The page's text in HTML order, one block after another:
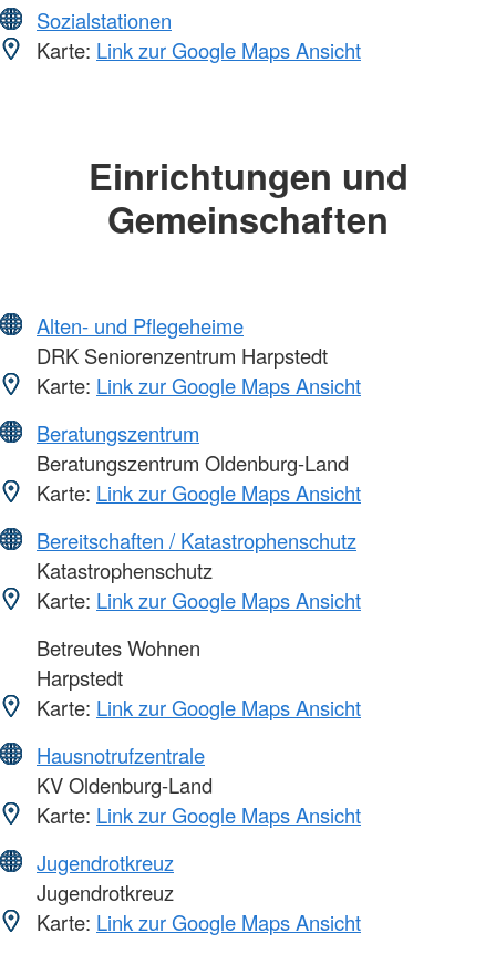
Sozialstationen
Karte: Link zur Google Maps Ansicht
Einrichtungen und
Gemeinschaften
Alten- und Pflegeheime
DRK Seniorenzentrum Harpstedt
Karte: Link zur Google Maps Ansicht
Beratungszentrum
Beratungszentrum Oldenburg-Land
Karte: Link zur Google Maps Ansicht
Bereitschaften / Katastrophenschutz
Katastrophenschutz
Karte: Link zur Google Maps Ansicht
Betreutes Wohnen
Harpstedt
Karte: Link zur Google Maps Ansicht
Hausnotrufzentrale
KV Oldenburg-Land
Karte: Link zur Google Maps Ansicht
Jugendrotkreuz
Jugendrotkreuz
Karte: Link zur Google Maps Ansicht